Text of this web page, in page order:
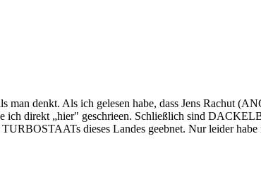
als man denkt. Als ich gelesen habe, dass Jens
direkt „hier" geschrieen. Schließlich sind
dieses Landes geebnet. Nur leider habe